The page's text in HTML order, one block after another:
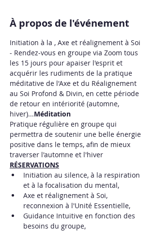
À propos de l'événement
Initiation à la , Axe et réalignement à Soi
- Rendez-vous en groupe via Zoom tous
les 15 jours pour apaiser l'esprit et
acquérir les rudiments de la pratique
méditative de l'Axe et du Réalignement
au Soi Profond & Divin, en cette période
de retour en intériorité (automne,
hiver)...Méditation
Pratique régulière en groupe qui
permettra de soutenir une belle énergie
positive dans le temps, afin de mieux
traverser l'automne et l'hiver
RÉSERVATIONS
Initiation au silence, à la respiration
et à la focalisation du mental,
Axe et réalignement à Soi,
reconnexion à l'Unité Essentielle,
Guidance Intuitive en fonction des
besoins du groupe,